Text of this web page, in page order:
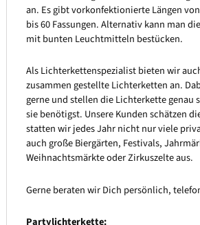
an. Es gibt vorkonfektionierte Längen
bis 60 Fassungen. Alternativ kann man
mit bunten Leuchtmitteln bestücken.
Als Lichterkettenspezialist bieten wir
zusammen gestellte Lichterketten an.
gerne und stellen die Lichterkette genau
sie benötigst. Unsere Kunden schätzen
statten wir jedes Jahr nicht nur viele
auch große Biergärten, Festivals,
Weihnachtsmärkte oder Zirkuszelte aus.
Gerne beraten wir Dich persönlich,
Partylichterkette: